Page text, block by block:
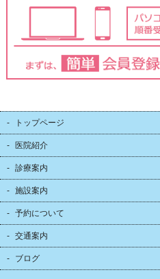
トップページ
医院紹介
診療案内
施設案内
予約について
交通案内
ブログ